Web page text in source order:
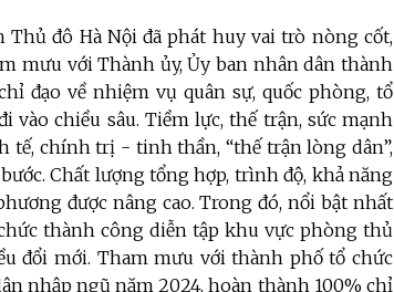
Thủ đô Hà Nội đã phát huy vai trò nòng cốt,
mưu với Thành ủy, Ủy ban nhân dân thành
đạo về nhiệm vụ quân sự, quốc phòng, tổ
chiều sâu. Tiềm lực, thế trận, sức mạnh
tế, chính trị - tinh thần, “thế trận lòng dân”,
Chất lượng tổng hợp, trình độ, khả năng
được nâng cao. Trong đó, nổi bật nhất
thành công diễn tập khu vực phòng thủ
đổi mới. Tham mưu với thành phố tổ chức
nhập ngũ năm 2024, hoàn thành 100% chỉ